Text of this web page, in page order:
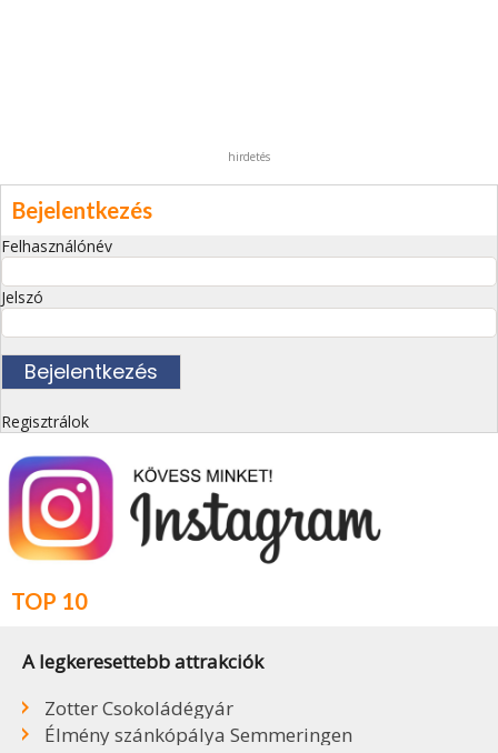
hirdetés
Bejelentkezés
Felhasználónév
Jelszó
Regisztrálok
TOP 10
A legkeresettebb attrakciók
Zotter Csokoládégyár
Élmény szánkópálya Semmeringen